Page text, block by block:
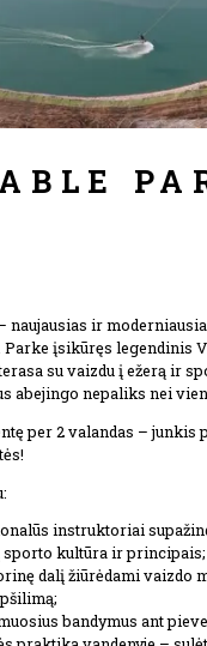
– naujausias ir
Parke įsikūręs legendinis
terasa su vaizdu į ežerą ir
abejingo nepaliks nei
per 2 valandas – junkis
instruktoriai
sporto kultūra ir principais;
dalį žiūrėdami vaizdo
bandymus ant